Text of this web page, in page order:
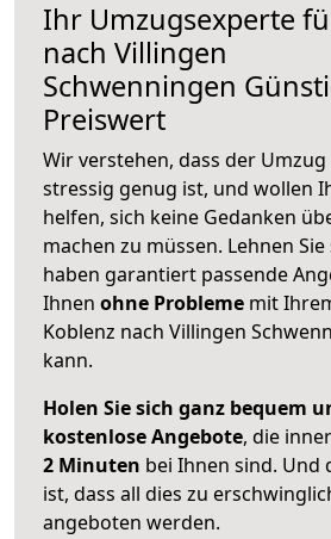
Ihr Umzugsexperte
nach Villingen
Schwenningen
Preiswert
Wir verstehen, dass der
stressig genug ist, und wollen
helfen, sich keine Gedanken
machen zu müssen. Lehnen
haben garantiert passende
Ihnen ohne Probleme mit
Koblenz nach Villingen
kann.
Holen Sie sich ganz bequem
kostenlose Angebote, die
2 Minuten bei Ihnen sind. Und
ist, dass all dies zu
angeboten werden.